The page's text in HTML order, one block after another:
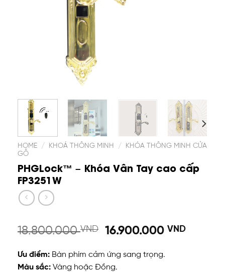
HOME / KHOÁ THÔNG MINH /
KHÓA THÔNG MINH CỬA
GỖ
PHGLock™ – Khóa Vân Tay cao cấp
FP3251W
18.800.000VND 16.900.000VND
Ưu điểm: Bàn phím cảm ứng sang trọng.
Màu sắc: Vàng hoặc Đồng.